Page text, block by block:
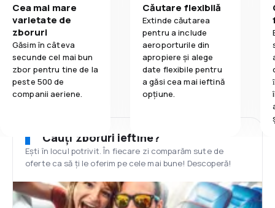
Cea mai mare
varietate de
zboruri
Găsim în câteva
secunde cel mai bun
zbor pentru tine de la
peste 500 de
companii aeriene.
Căutare flexibilă
Extinde căutarea
pentru a include
aeroporturile din
apropiere și alege
date flexibile pentru
a găsi cea mai ieftină
opțiune.
Cauți zboruri ieftine?
Ești în locul potrivit. În fiecare zi comparăm sute de
oferte ca să ți le oferim pe cele mai bune! Descoperă!